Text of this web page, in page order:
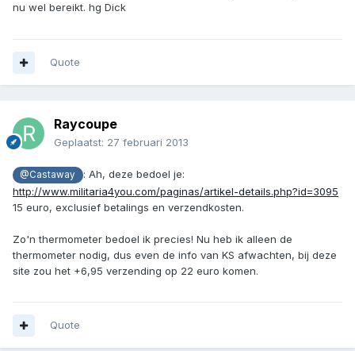
nu wel bereikt. hg Dick
Quote
Raycoupe
Geplaatst: 27 februari 2013
@Castaway
: Ah, deze bedoel je:
http://www.militaria4you.com/paginas/artikel-details.php?id=3095
15 euro, exclusief betalings en verzendkosten.
Zo'n thermometer bedoel ik precies! Nu heb ik alleen de
thermometer nodig, dus even de info van KS afwachten, bij deze
site zou het +6,95 verzending op 22 euro komen.
Quote